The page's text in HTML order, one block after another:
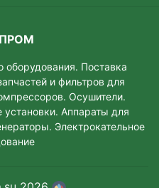
Поставка
и фильтров для
Осушители.
Аппараты для
Электрокательное